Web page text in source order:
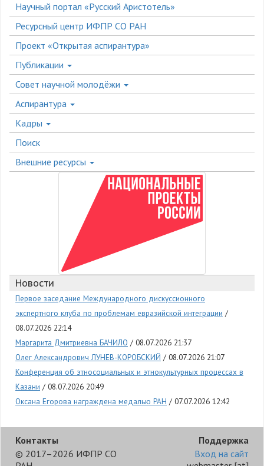
Научный портал «Русский Аристотель»
Ресурсный центр ИФПР СО РАН
Проект «Открытая аспирантура»
Публикации
Совет научной молодёжи
Аспирантура
Кадры
Поиск
Внешние ресурсы
Новости
Первое заседание Международного дискуссионного
экспертного клуба по проблемам евразийской интеграции
08.07.2026 22:14
Маргарита Дмитриевна БАЧИЛО
08.07.2026 21:37
Олег Александрович ЛУНЕВ-КОРОБСКИЙ
08.07.2026 21:07
Конференция об этносоциальных и этнокультурных процессах в
Казани
08.07.2026 20:49
Оксана Егорова награждена медалью РАН
07.07.2026 12:42
Контакты
© 2017–2026 ИФПР СО
Поддержка
Вход на сайт